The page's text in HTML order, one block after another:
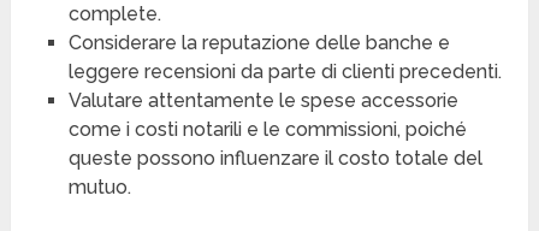
complete.
Considerare la reputazione delle banche e
leggere recensioni da parte di clienti precedenti.
Valutare attentamente le spese accessorie
come i costi notarili e le commissioni, poiché
queste possono influenzare il costo totale del
mutuo.